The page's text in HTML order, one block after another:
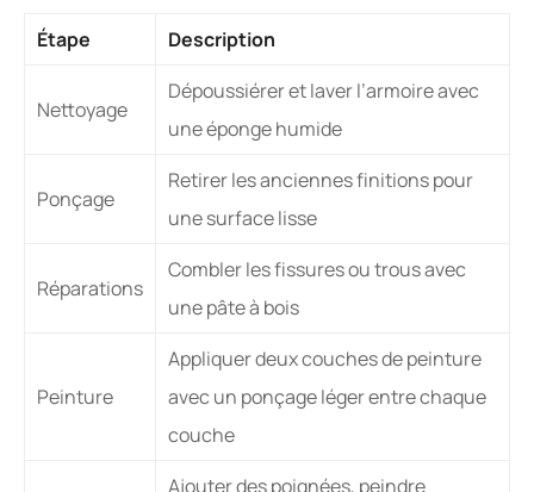
Étape Description
Nettoyage
Dépoussiérer et laver l’armoire avec
une éponge humide
Ponçage
Retirer les anciennes finitions pour
une surface lisse
Réparations
Combler les fissures ou trous avec
une pâte à bois
Peinture
Appliquer deux couches de peinture
avec un ponçage léger entre chaque
couche
Ajouter des poignées, peindre